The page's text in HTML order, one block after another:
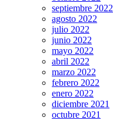
septiembre 2022
agosto 2022
julio 2022
junio 2022
mayo 2022
abril 2022
marzo 2022
febrero 2022
enero 2022
diciembre 2021
octubre 2021